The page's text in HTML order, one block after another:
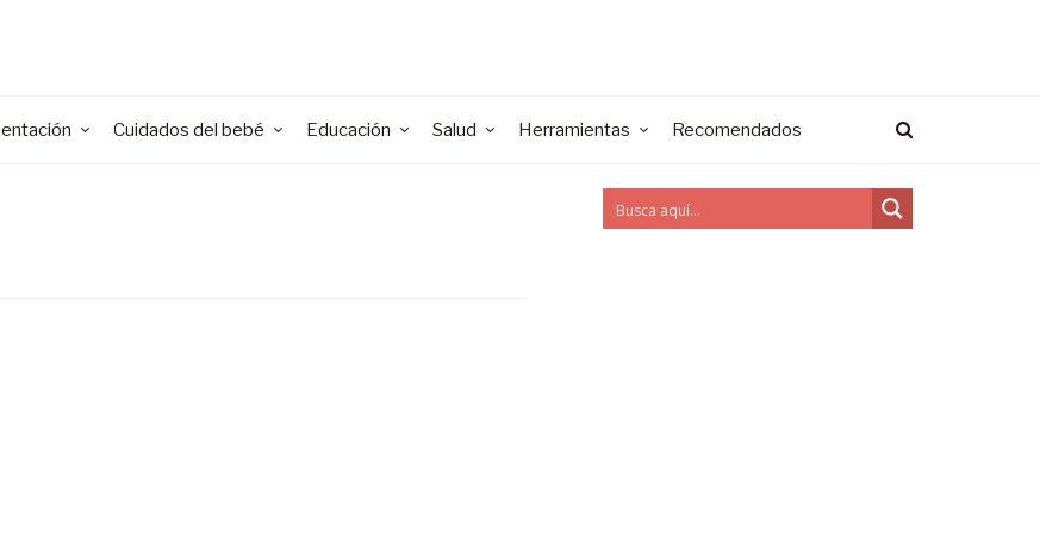
Cuidados del bebé Educación Salud Herramientas Recomendados